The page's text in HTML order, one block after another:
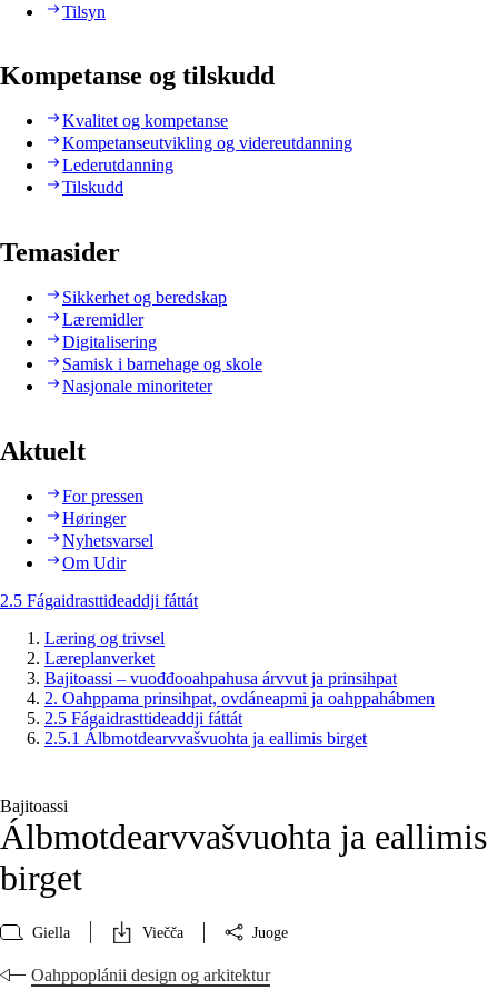
Tilsyn
Kompetanse og tilskudd
Kvalitet og kompetanse
Kompetanseutvikling og videreutdanning
Lederutdanning
Tilskudd
Temasider
Sikkerhet og beredskap
Læremidler
Digitalisering
Samisk i barnehage og skole
Nasjonale minoriteter
Aktuelt
For pressen
Høringer
Nyhetsvarsel
Om Udir
2.5 Fágaidrasttideaddji fáttát
Læring og trivsel
Læreplanverket
Bajitoassi – vuođđooahpahusa árvvut ja prinsihpat
2. Oahppama prinsihpat, ovdáneapmi ja oahppahábmen
2.5 Fágaidrasttideaddji fáttát
2.5.1 Álbmotdearvvašvuohta ja eallimis birget
Bajitoassi
Álbmotdearvvašvuohta ja eallimis
birget
Giella Viečča Juoge
Oahppoplánii design og arkitektur